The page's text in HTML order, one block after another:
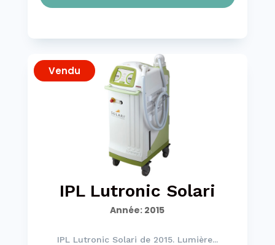
Vendu
IPL Lutronic Solari
Année: 2015
IPL Lutronic Solari de 2015. Lumière...